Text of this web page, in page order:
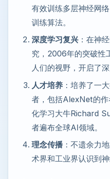
有效训练多层神经网
训练算法。
深度学习复兴 ：在神
究，2006年的突破性
人们的视野，开启了
人才培养 ：培养了一
者，包括AlexNet的
化学习大牛Richard
者遍布全球AI领域。
理念传播 ：不遗余力
术界和工业界认识到